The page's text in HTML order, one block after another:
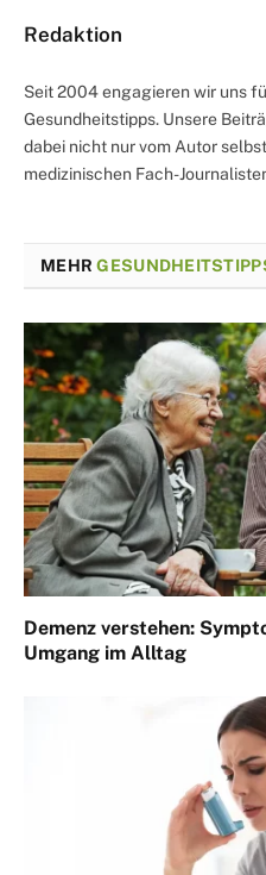
Redaktion
Seit 2004 engagieren wir uns
Gesundheitstipps. Unsere
dabei nicht nur vom Autor
medizinischen Fach-
MEHR
Demenz verstehen:
Umgang im Alltag